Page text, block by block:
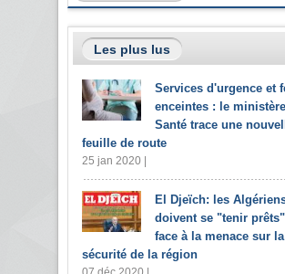
Les plus lus
Services d'urgence et
enceintes : le
Santé trace une
feuille de route
25 jan 2020 |
El Djeïch: les
doivent se "tenir
face à la menace sur la
sécurité de la région